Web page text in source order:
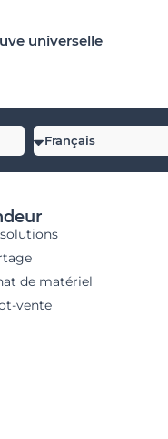
universelle
de matériel
vente